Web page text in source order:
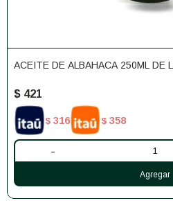
ACEITE DE ALBAHACA 250ML DE
$ 421
$ 316 $ 358
-